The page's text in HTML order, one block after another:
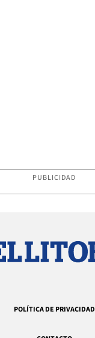
PUBLICIDAD
POLÍTICA DE PRIVACIDAD